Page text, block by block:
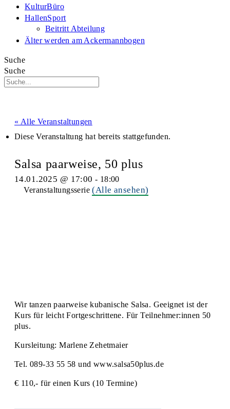
KulturBüro
HallenSport
Beitritt Abteilung
Älter werden am Ackermannbogen
Suche
Suche
« Alle Veranstaltungen
Diese Veranstaltung hat bereits stattgefunden.
Salsa paarweise, 50 plus
14.01.2025 @ 17:00 - 18:00
Veranstaltungsserie(Alle ansehen)
Wir tanzen paarweise kubanische Salsa. Geeignet ist der
Kurs für leicht Fortgeschrittene. Für Teilnehmer:innen 50
plus.
Kursleitung: Marlene Zehetmaier
Tel. 089-33 55 58 und www.salsa50plus.de
€ 110,- für einen Kurs (10 Termine)